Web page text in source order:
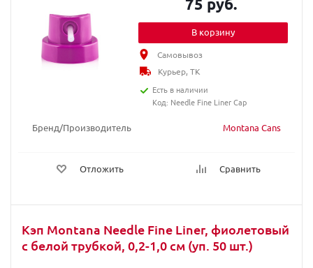
Бренд/Производитель Montana Cans
Отложить Сравнить
75 руб.
В корзину
Самовывоз
Курьер, ТК
Есть в наличии
Код: Needle Fine Liner Cap
Кэп Montana Needle Fine Liner, фиолетовый
с белой трубкой, 0,2-1,0 см (уп. 50 шт.)